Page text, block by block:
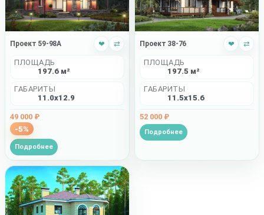
Проект 59-98A ❤ ⇄
ПЛОЩАДЬ
197.6 м²
ГАБАРИТЫ
11.0x12.9
49 000 ₽
-5%
Подробнее
Проект 38-76 ❤ ⇄
ПЛОЩАДЬ
197.5 м²
ГАБАРИТЫ
11.5x15.6
52 000 ₽
Подробнее